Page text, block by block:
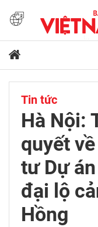
Tin tức
Hà Nội:
quyết
tư Dự
đại lộ
Hồng